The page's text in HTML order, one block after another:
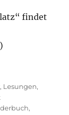
findet
, Lesungen,
,